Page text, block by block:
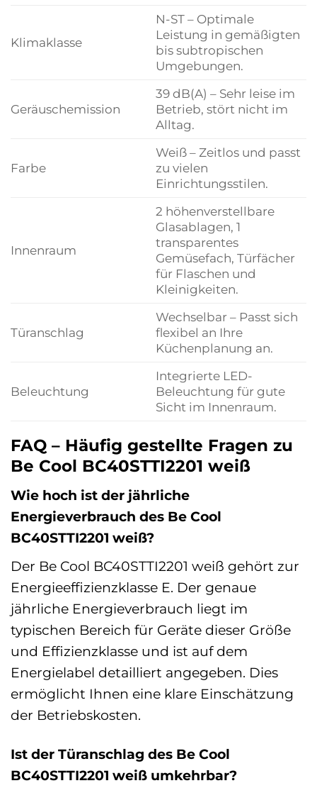
Klimaklasse
N-ST – Optimale
Leistung in gemäßigten
bis subtropischen
Umgebungen.
Geräuschemission
39 dB(A) – Sehr leise im
Betrieb, stört nicht im
Alltag.
Farbe
Weiß – Zeitlos und passt
zu vielen
Einrichtungsstilen.
Innenraum
2 höhenverstellbare
Glasablagen, 1
transparentes
Gemüsefach, Türfächer
für Flaschen und
Kleinigkeiten.
Türanschlag
Wechselbar – Passt sich
flexibel an Ihre
Küchenplanung an.
Beleuchtung
Integrierte LED-
Beleuchtung für gute
Sicht im Innenraum.
FAQ – Häufig gestellte Fragen zu
Be Cool BC40STTI2201 weiß
Wie hoch ist der jährliche
Energieverbrauch des Be Cool
BC40STTI2201 weiß?
Der Be Cool BC40STTI2201 weiß gehört zur
Energieeffizienzklasse E. Der genaue
jährliche Energieverbrauch liegt im
typischen Bereich für Geräte dieser Größe
und Effizienzklasse und ist auf dem
Energielabel detailliert angegeben. Dies
ermöglicht Ihnen eine klare Einschätzung
der Betriebskosten.
Ist der Türanschlag des Be Cool
BC40STTI2201 weiß umkehrbar?